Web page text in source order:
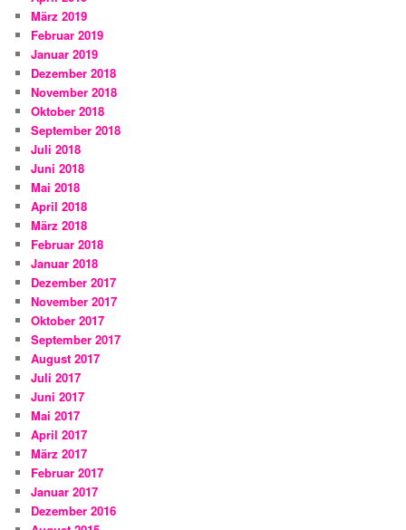
März 2019
Februar 2019
Januar 2019
Dezember 2018
November 2018
Oktober 2018
September 2018
Juli 2018
Juni 2018
Mai 2018
April 2018
März 2018
Februar 2018
Januar 2018
Dezember 2017
November 2017
Oktober 2017
September 2017
August 2017
Juli 2017
Juni 2017
Mai 2017
April 2017
März 2017
Februar 2017
Januar 2017
Dezember 2016